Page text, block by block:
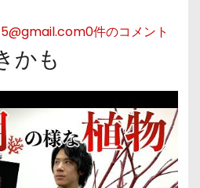
0件のコメント
かも